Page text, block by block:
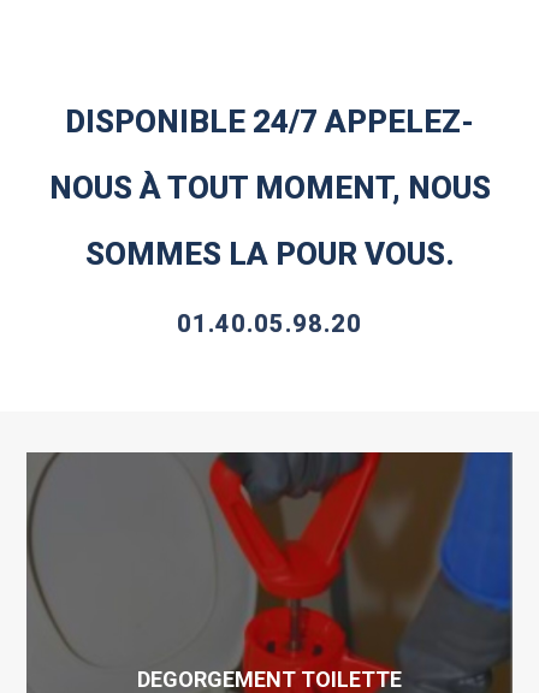
DISPONIBLE 24/7 APPELEZ-
NOUS À TOUT MOMENT, NOUS
SOMMES LA POUR VOUS.
01.40.05.98.20
DEGORGEMENT TOILETTE